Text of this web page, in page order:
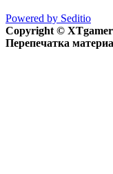
Powered by Seditio
Copyright ©
Перепечатка